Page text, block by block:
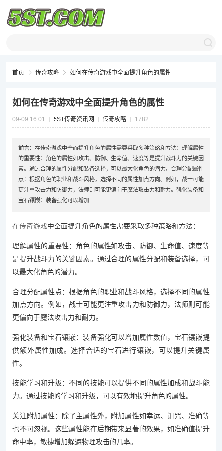
首页 传奇攻略 如何在传奇游戏中全面提升角色的属性
如何在传奇游戏中全面提升角色的属性
09-09 16:01 5ST传奇资讯网 传奇攻略 1782
前言： 在传奇游戏中全面提升角色的属性需要采取多种策略和方法：理解属性
的重要性：角色的属性如攻击、防御、生命值、速度等是提升战斗力的关键因
素。通过合理的属性分配和装备选择，可以最大化角色的潜力。合理分配属性
点：根据角色的职业和战斗风格，选择不同的属性加点方向。例如，战士可能
更注重攻击力和防御力，法师则可能更偏向于魔法攻击力和耐力。强化装备和
宝石镶嵌：装备强化可以增加...
在传奇游戏中全面提升角色的属性需要采取多种策略和方法：
理解属性的重要性：角色的属性如攻击、防御、生命值、速度等
是提升战斗力的关键因素。通过合理的属性分配和装备选择，可
以最大化角色的潜力。
合理分配属性点：根据角色的职业和战斗风格，选择不同的属性
加点方向。例如，战士可能更注重攻击力和防御力，法师则可能
更偏向于魔法攻击力和耐力。
强化装备和宝石镶嵌：装备强化可以增加属性数值，宝石镶嵌提
供额外属性加成。选择合适的宝石进行镶嵌，可以提升关键属
性。
技能学习和升级：不同的技能可以提供不同的属性加成和战斗能
力。通过技能的学习和升级，可以有效地提升角色的属性。
关注附加属性：除了主属性外，附加属性如幸运、诅咒、准确等
也不可忽视。这些属性能在后期带来显著的效果，如准确值提升
命中率，敏捷增加躲避物理攻击的几率。